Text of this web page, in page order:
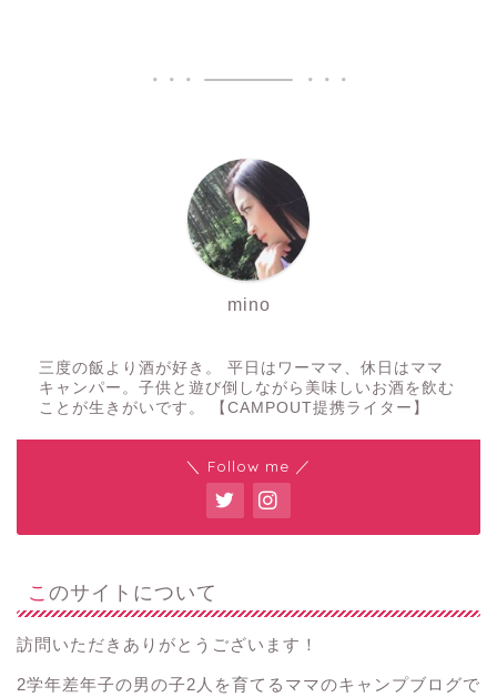
mino
三度の飯より酒が好き。 平日はワーママ、休日はママ
キャンパー。子供と遊び倒しながら美味しいお酒を飲む
ことが生きがいです。 【CAMPOUT提携ライター】
＼ Follow me ／
このサイトについて
訪問いただきありがとうございます！
2学年差年子の男の子2人を育てるママのキャンプブログで